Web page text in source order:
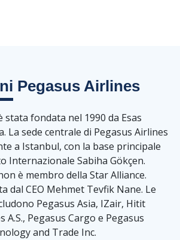
Pegasus Airlines
stata fondata nel 1990 da Esas
La sede centrale di Pegasus Airlines
a Istanbul, con la base principale
Internazionale Sabiha Gökçen.
è membro della Star Alliance.
dal CEO Mehmet Tevfik Nane. Le
Pegasus Asia, IZair, Hitit
A.S., Pegasus Cargo e Pegasus
and Trade Inc.